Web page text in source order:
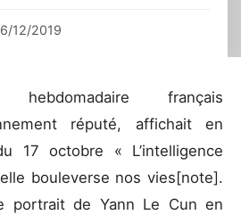
12/2019
français
réputé, affichait en
17 octobre « L’intelligence
bouleverse nos vies[note].
portrait de Yann Le Cun en